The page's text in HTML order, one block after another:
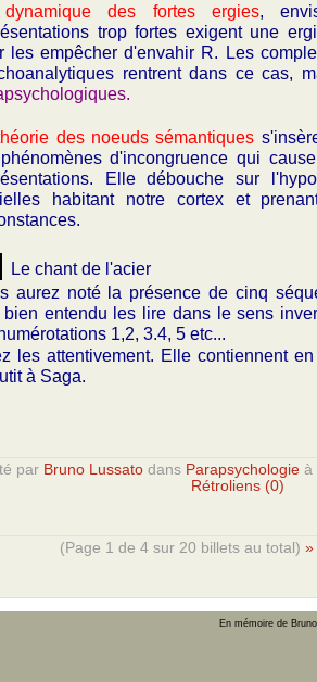
des fortes ergies,
trop fortes exigent une
les empêcher d'envahir R. Les
rentrent dans ce cas,
des noeuds sémantiques
d'incongruence qui
Elle débouche sur
habitant notre cortex et
Le chant de l'acier
aurez noté la présence de cinq
bien entendu les lire dans le sens
1,2, 3.4, 5 etc...
les attentivement. Elle contiennent
à Saga.
par Bruno Lussato dans Parapsychologie à
Rétroliens (0)
(Page 1 de 4 sur 20 billets au total) »
En mémoire de